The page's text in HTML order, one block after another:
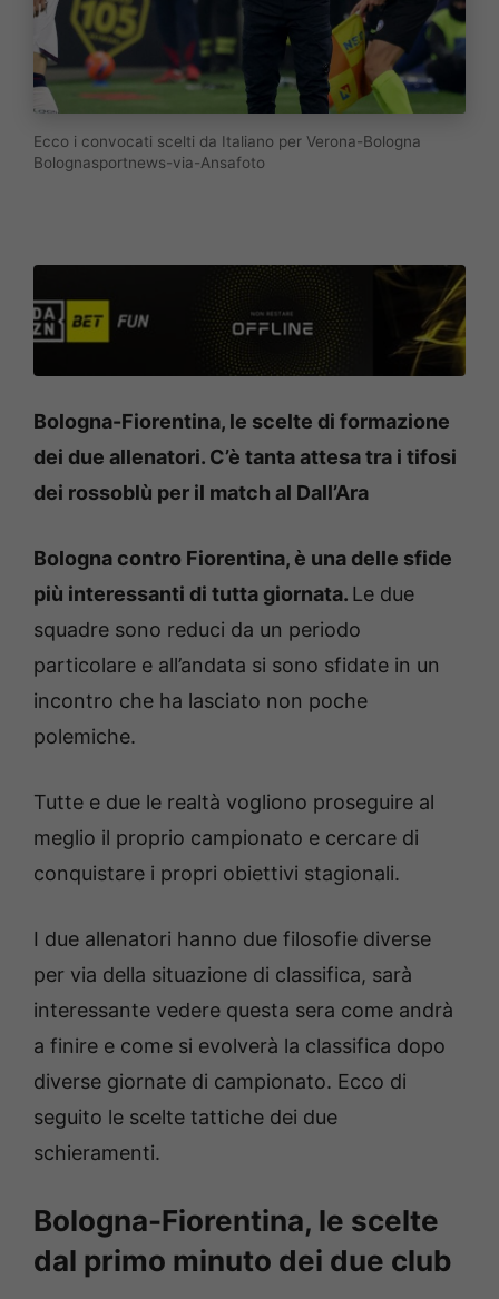
Ecco i convocati scelti da Italiano per Verona-Bologna
Bolognasportnews-via-Ansafoto
Bologna-Fiorentina, le scelte di formazione
dei due allenatori. C’è tanta attesa tra i tifosi
dei rossoblù per il match al Dall’Ara
Bologna contro Fiorentina, è una delle sfide
più interessanti di tutta giornata. Le due
squadre sono reduci da un periodo
particolare e all’andata si sono sfidate in un
incontro che ha lasciato non poche
polemiche.
Tutte e due le realtà vogliono proseguire al
meglio il proprio campionato e cercare di
conquistare i propri obiettivi stagionali.
I due allenatori hanno due filosofie diverse
per via della situazione di classifica, sarà
interessante vedere questa sera come andrà
a finire e come si evolverà la classifica dopo
diverse giornate di campionato. Ecco di
seguito le scelte tattiche dei due
schieramenti.
Bologna-Fiorentina, le scelte
dal primo minuto dei due club